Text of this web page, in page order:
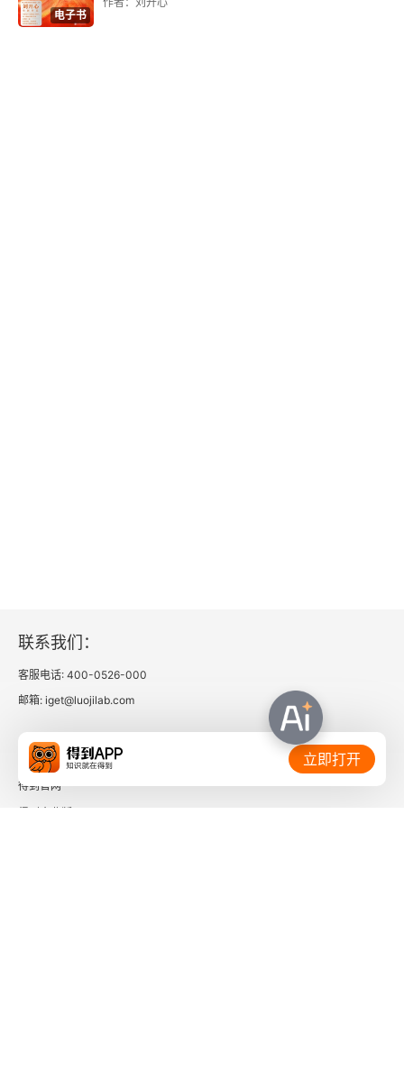
走出误区
第八编 培养知行合一的现代公民
德育的价值
常见的德育误区
学校教育的任务
电子书
联系我们：
客服电话: 400-0526-000
邮箱: iget@luojilab.com
相关链接：
得到官网
立即打开